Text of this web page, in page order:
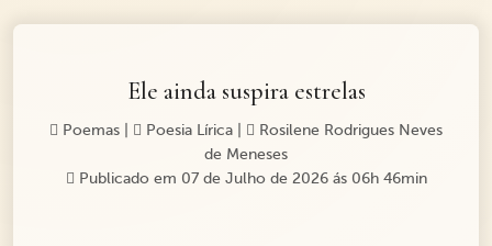
Ele ainda suspira estrelas
Poemas Poesia Lírica
Rosilene Rodrigues Neves
de Meneses
Publicado em 07 de Julho de 2026 ás 06h 46min